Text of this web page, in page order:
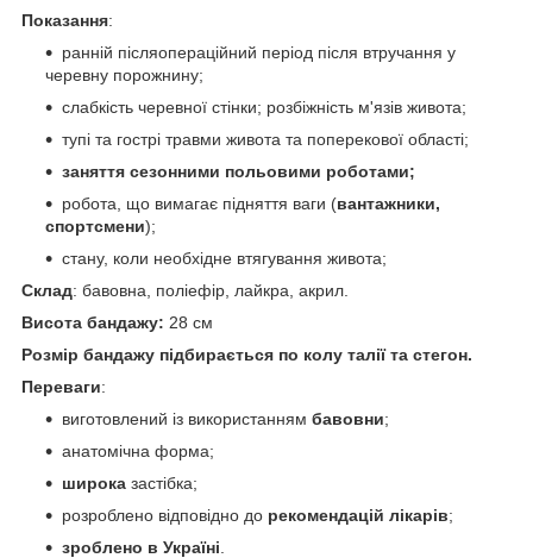
Показання:
ранній післяопераційний період після втручання у
черевну порожнину;
слабкість черевної стінки; розбіжність м'язів живота;
тупі та гострі травми живота та поперекової області;
заняття сезонними польовими роботами;
робота, що вимагає підняття ваги (вантажники,
спортсмени);
стану, коли необхідне втягування живота;
Склад: бавовна, поліефір, лайкра, акрил.
Висота бандажу: 28 см
Розмір бандажу підбирається по колу талії та стегон.
Переваги:
виготовлений із використанням бавовни;
анатомічна форма;
широка застібка;
розроблено відповідно до рекомендацій лікарів;
зроблено в Україні